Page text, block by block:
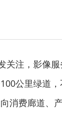
关注，影像
公里绿道，
费廊道、产